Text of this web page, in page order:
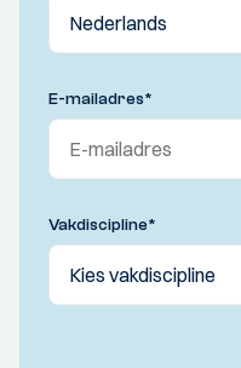
E-mailadres*
Vakdiscipline*